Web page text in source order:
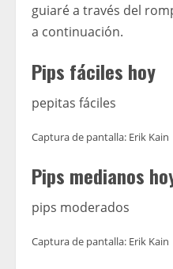
guiaré a través del
a continuación.
Pips fáciles hoy
pepitas fáciles
Captura de pantalla: Erik Kain
Pips medianos
pips moderados
Captura de pantalla: Erik Kain